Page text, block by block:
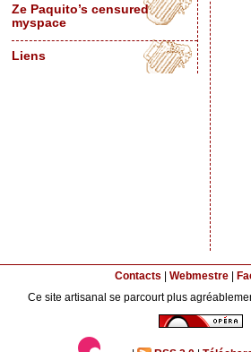
Ze Paquito’s censured
myspace
Liens
Contacts Webmestre
Ce site artisanal se parcourt plus